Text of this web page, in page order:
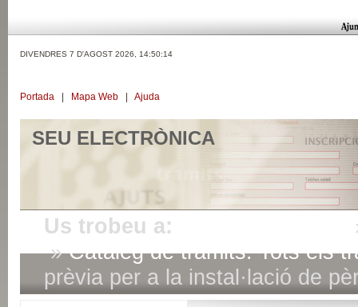
DIVENDRES 7 D'AGOST 2026, 14:50:15
Portada Mapa Web Ajuda
SEU ELECTRÒNICA
Us trobeu a:
»Catàleg de tràmits. Tots els
prèvia per a la instal·lació de